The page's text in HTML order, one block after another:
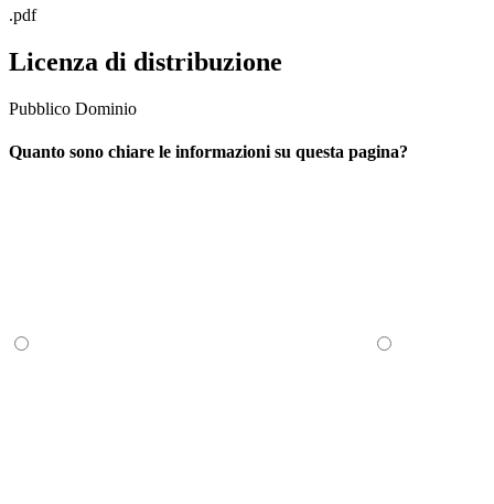
.pdf
Licenza di distribuzione
Pubblico Dominio
Quanto sono chiare le informazioni su questa pagina?